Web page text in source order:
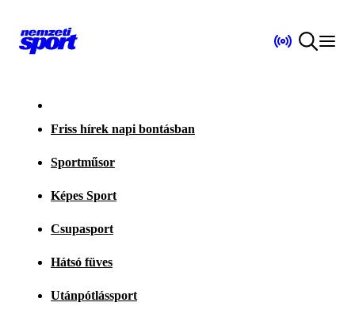
Friss hírek napi bontásban
Sportműsor
Képes Sport
Csupasport
Hátsó füves
Utánpótlássport